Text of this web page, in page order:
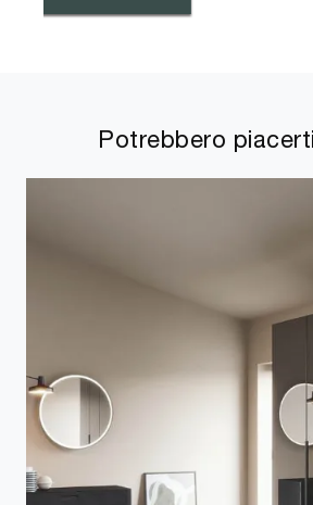
Potrebbero